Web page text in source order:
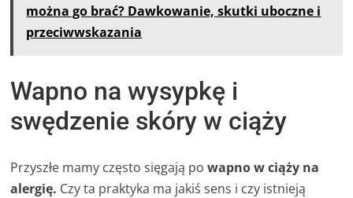
można go brać? Dawkowanie, skutki uboczne i
przeciwwskazania
Wapno na wysypkę i
swędzenie skóry w ciąży
Przyszłe mamy często sięgają powapno w ciąży na
alergię. Czy ta praktyka ma jakiś sens i czy istnieją